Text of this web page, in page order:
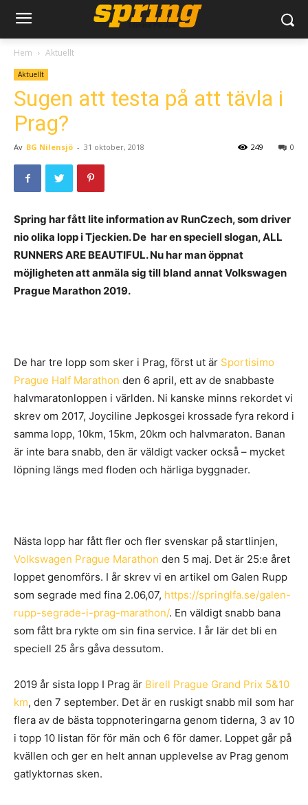
Hem Aktuellt
Aktuellt
Sugen att testa på att tävla i
Prag?
Av BG Nilensjö - 31 oktober, 2018 0
249
Spring har fått lite information av RunCzech, som driver
nio olika lopp i Tjeckien. De har en speciell slogan, ALL
RUNNERS ARE BEAUTIFUL. Nu har man öppnat
möjligheten att anmäla sig till bland annat Volkswagen
Prague Marathon 2019.
De har tre lopp som sker i Prag, först ut är Sportisimo
Prague Half Marathon den 6 april, ett av de snabbaste
halvmaratonloppen i världen. Ni kanske minns rekordet vi
skrev om 2017, Joyciline Jepkosgei krossade fyra rekord i
samma lopp, 10km, 15km, 20km och halvmaraton. Banan
är inte bara snabb, den är väldigt vacker också – mycket
löpning längs med floden och härliga byggnader.
Nästa lopp har fått fler och fler svenskar på startlinjen,
Volkswagen Prague Marathon den 5 maj. Det är 25:e året
loppet genomförs. I år skrev vi en artikel om Galen Rupp
som segrade med fina 2.06,07, https://springlfa.se/galen-
rupp-segrade-i-prag-marathon/. En väldigt snabb bana
som fått bra rykte om sin fina service. I år lär det bli en
speciell 25 års gåva dessutom.
2019 år sista lopp I Prag är Birell Prague Grand Prix 5&10
km, den 7 september. Det är en ruskigt snabb mil som har
flera av de bästa toppnoteringarna genom tiderna, 3 av 10
i topp 10 listan för för män och 6 för damer. Loppet går på
kvällen och ger en helt annan upplevelse av Prag genom
gatlyktornas sken.